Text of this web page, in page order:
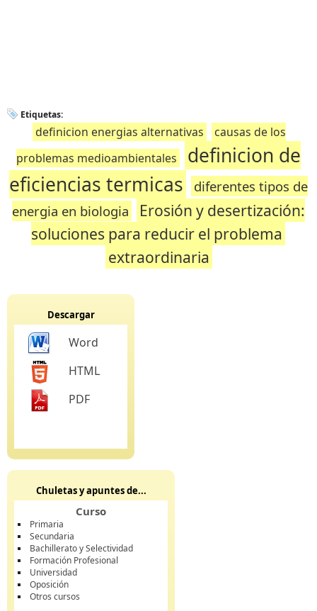
Etiquetas:
definicion energias alternativas
causas de los
problemas medioambientales
definicion de
eficiencias termicas
diferentes tipos de
energia en biologia
Erosión y desertización:
soluciones para reducir el problema
extraordinaria
Descargar
Word
HTML
PDF
Chuletas y apuntes de...
Curso
Primaria
Secundaria
Bachillerato y Selectividad
Formación Profesional
Universidad
Oposición
Otros cursos